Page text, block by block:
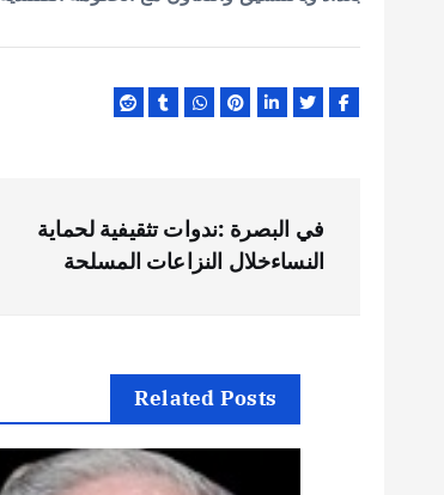
ص
في البصرة :ندوات تثقيفية لحماية
النساءخلال النزاعات المسلحة
Related Posts